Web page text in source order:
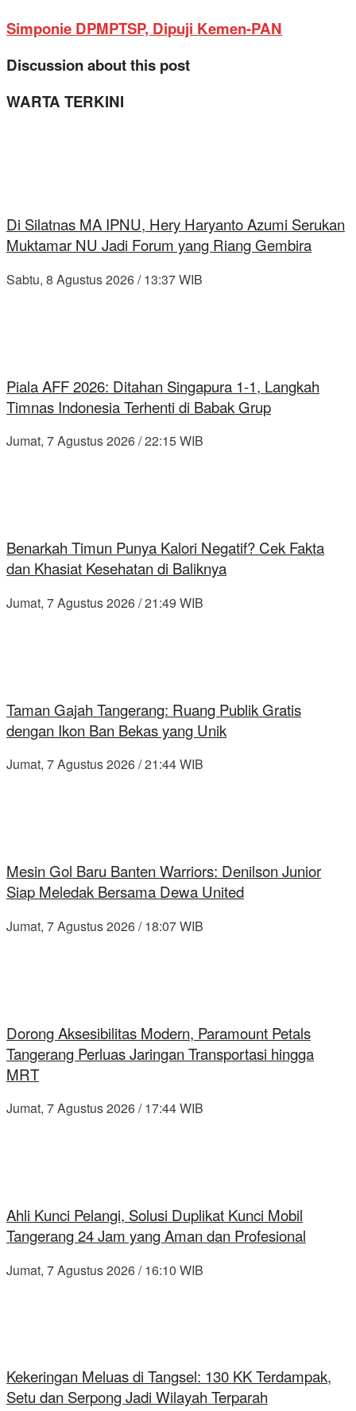
Simponie DPMPTSP, Dipuji Kemen-PAN
Discussion about this post
WARTA TERKINI
Di Silatnas MA IPNU, Hery Haryanto Azumi Serukan
Muktamar NU Jadi Forum yang Riang Gembira
Sabtu, 8 Agustus 2026 / 13:37 WIB
Piala AFF 2026: Ditahan Singapura 1-1, Langkah
Timnas Indonesia Terhenti di Babak Grup
Jumat, 7 Agustus 2026 / 22:15 WIB
Benarkah Timun Punya Kalori Negatif? Cek Fakta
dan Khasiat Kesehatan di Baliknya
Jumat, 7 Agustus 2026 / 21:49 WIB
Taman Gajah Tangerang: Ruang Publik Gratis
dengan Ikon Ban Bekas yang Unik
Jumat, 7 Agustus 2026 / 21:44 WIB
Mesin Gol Baru Banten Warriors: Denilson Junior
Siap Meledak Bersama Dewa United
Jumat, 7 Agustus 2026 / 18:07 WIB
Dorong Aksesibilitas Modern, Paramount Petals
Tangerang Perluas Jaringan Transportasi hingga
MRT
Jumat, 7 Agustus 2026 / 17:44 WIB
Ahli Kunci Pelangi, Solusi Duplikat Kunci Mobil
Tangerang 24 Jam yang Aman dan Profesional
Jumat, 7 Agustus 2026 / 16:10 WIB
Kekeringan Meluas di Tangsel: 130 KK Terdampak,
Setu dan Serpong Jadi Wilayah Terparah